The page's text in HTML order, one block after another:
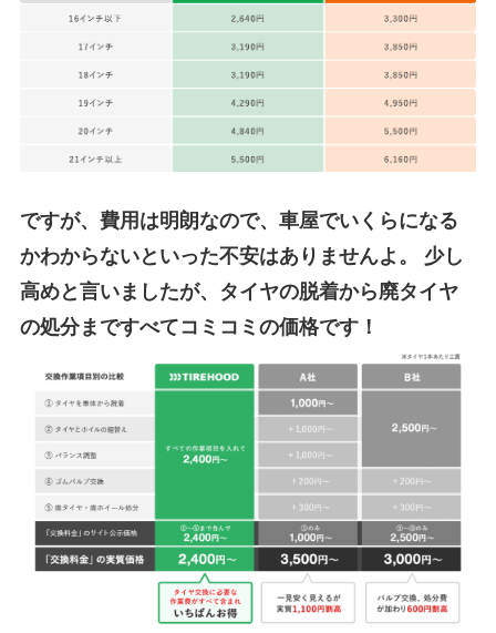
ですが、費用は明朗なので、車屋でいくらになる
かわからないといった不安はありませんよ。 少し
高めと言いましたが、タイヤの脱着から廃タイヤ
の処分まですべてコミコミの価格です！